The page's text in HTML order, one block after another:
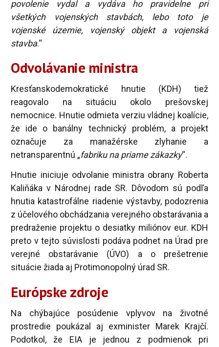
povolenie vydal a vydáva ho pravidelne pri
všetkých vojenských stavbách, lebo toto je
vojenské územie, vojenský objekt a vojenská
stavba.“
Odvolávanie ministra
Kresťanskodemokratické hnutie (KDH) tiež
reagovalo na situáciu okolo prešovskej
nemocnice. Hnutie odmieta verziu vládnej koalície,
že ide o banálny technický problém, a projekt
označuje za manažérske zlyhanie a
netransparentnú „fabriku na priame zákazky“.
Hnutie iniciuje odvolanie ministra obrany Roberta
Kaliňáka v Národnej rade SR. Dôvodom sú podľa
hnutia katastrofálne riadenie výstavby, podozrenia
z účelového obchádzania verejného obstarávania a
predraženie projektu o desiatky miliónov eur. KDH
preto v tejto súvislosti podáva podnet na Úrad pre
verejné obstarávanie (ÚVO) a o prešetrenie
situácie žiada aj Protimonopolný úrad SR.
Európske zdroje
Na chýbajúce posúdenie vplyvov na životné
prostredie poukázal aj exminister Marek Krajčí.
Podotkol, že EIA je jednou z podmienok pri